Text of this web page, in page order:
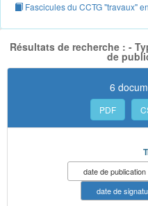
Fascicules du CCTG "travaux"
Résultats de recherche : -
de
6
PDF
date de publication
date de